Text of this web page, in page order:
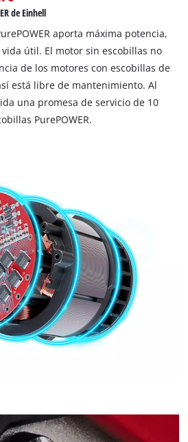
de Einhell
aporta máxima potencia,
útil. El motor sin escobillas no
de los motores con escobillas de
está libre de mantenimiento. Al
una promesa de servicio de 10
PurePOWER.